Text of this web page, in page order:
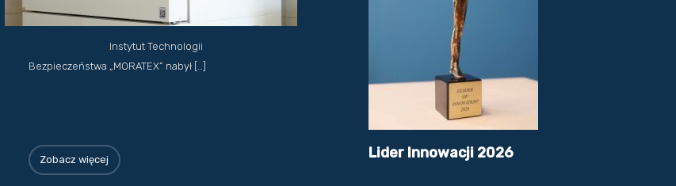
Instytut Technologii
Bezpieczeństwa „MORATEX” nabył […]
Zobacz więcej Lider Innowacji 2026